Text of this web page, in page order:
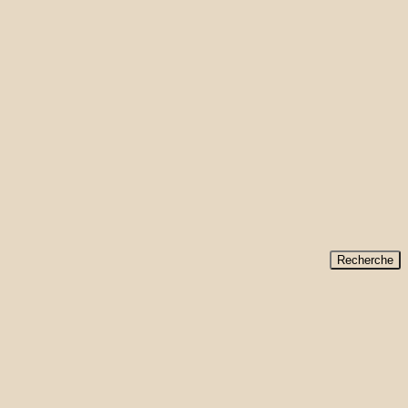
Recherche